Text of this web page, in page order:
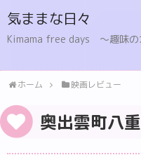
気ままな日々
Kimama free days 〜趣味の
ホーム 映画レビュー
奥出雲町八